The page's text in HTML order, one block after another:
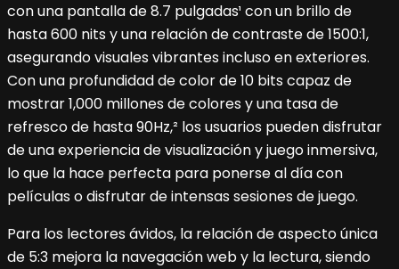
con una pantalla de 8.7 pulgadas¹ con un brillo de
hasta 600 nits y una relación de contraste de 1500:1,
asegurando visuales vibrantes incluso en exteriores.
Con una profundidad de color de 10 bits capaz de
mostrar 1,000 millones de colores y una tasa de
refresco de hasta 90Hz,² los usuarios pueden disfrutar
de una experiencia de visualización y juego inmersiva,
lo que la hace perfecta para ponerse al día con
películas o disfrutar de intensas sesiones de juego.
Para los lectores ávidos, la relación de aspecto única
de 5:3 mejora la navegación web y la lectura, siendo